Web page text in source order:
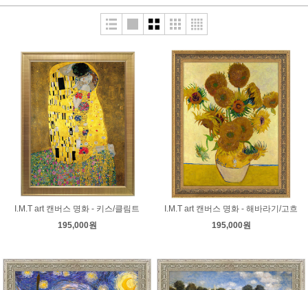
소로야 쇠라 스텁스 시냑
에곤쉴레 엘그레코 와토
카날레토 카라바죠 카바넬 카사트 카유보트 칸딘스키
컨스터블 코로 코트 클레 클림트 터너 티쏘
티치아노 팡탱 라투르 푸생 프라고나르 프리드리히 피사로
하예츠 호머 호베마 기타 화가 이요한성화
I.M.T art 캔버스 명화 - 키스/클림트
195,000원
I.M.T art 캔버스 명화 - 해바라기/고흐
195,000원